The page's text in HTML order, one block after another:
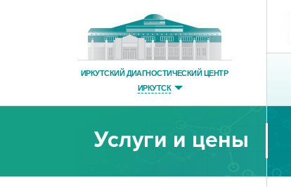
ИРКУТСКИЙ ДИАГНОСТИЧЕСКИЙ ЦЕНТР
ИРКУТСК
Услуги и цены